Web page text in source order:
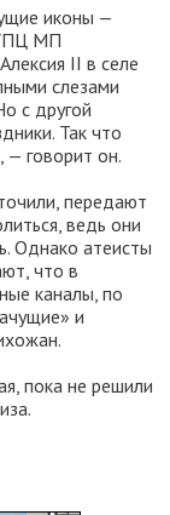
иконы —
МП
II в селе
слезами
с другой
Так что
— говорит он.
передают
ведь они
Однако атеисты
что в
каналы, по
и
пока не решили